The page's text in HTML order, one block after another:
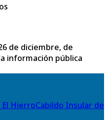
de diciembre, de
información pública
Cabildo Insular de